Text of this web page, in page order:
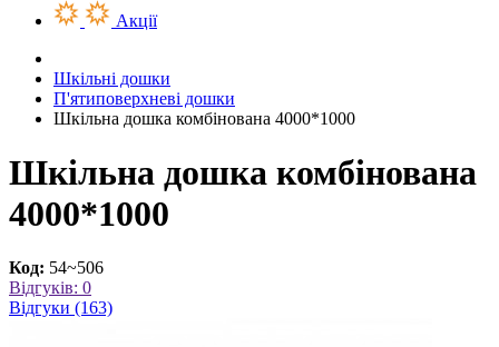
Акції
Шкільні дошки
П'ятиповерхневі дошки
Шкільна дошка комбінована 4000*1000
Шкільна дошка комбінована
4000*1000
Код: 54~506
Відгуків: 0
Відгуки (163)